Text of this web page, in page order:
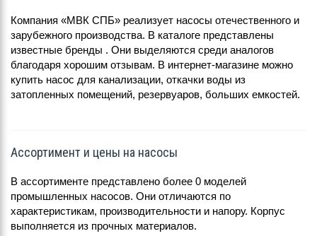
Компания «МВК СПБ» реализует насосы отечественного и
зарубежного производства. В каталоге представлены
известные бренды . Они выделяются среди аналогов
благодаря хорошим отзывам. В интернет-магазине можно
купить насос для канализации, откачки воды из
затопленных помещений, резервуаров, больших емкостей.
Ассортимент и цены на насосы
В ассортименте представлено более 0 моделей
промышленных насосов. Они отличаются по
характеристикам, производительности и напору. Корпус
выполняется из прочных материалов.